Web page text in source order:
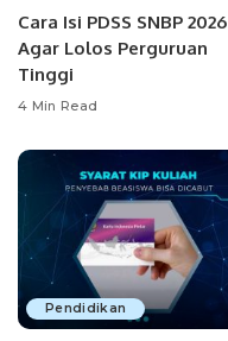
Cara Isi PDSS SNBP 2026
Agar Lolos Perguruan
Tinggi
4 Min Read
Pendidikan